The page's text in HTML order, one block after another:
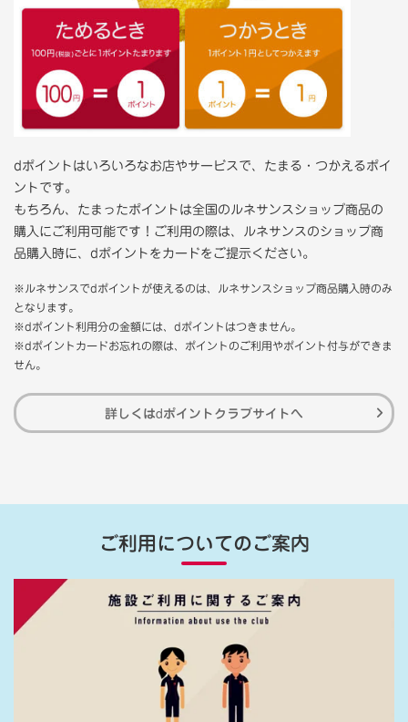
dポイントはいろいろなお店やサービスで、たまる・つかえるポイ
ントです。
もちろん、たまったポイントは全国のルネサンスショップ商品の
購入にご利用可能です！ご利用の際は、ルネサンスのショップ商
品購入時に、dポイントをカードをご提示ください。
※ルネサンスでdポイントが使えるのは、ルネサンスショップ商品購入時のみ
となります。
※dポイント利用分の金額には、dポイントはつきません。
※dポイントカードお忘れの際は、ポイントのご利用やポイント付与ができま
せん。
詳しくはdポイントクラブサイトへ
ご利用についてのご案内